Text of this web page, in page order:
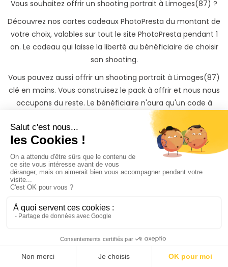
Vous souhaitez offrir un shooting portrait à Limoges(87) ?
Découvrez nos cartes cadeaux PhotoPresta du montant de
votre choix, valables sur tout le site PhotoPresta pendant 1
an. Le cadeau qui laisse la liberté au bénéficiaire de choisir
son shooting.
Vous pouvez aussi offrir un shooting portrait à Limoges(87)
clé en mains. Vous construisez le pack à offrir et nous nous
occupons du reste. Le bénéficiaire n'aura qu'un code à
rentrer pour activer son cadeau.
Vous êtes une entreprise et vous souhaitez offrir un
shooting portrait à Limoges(87) ? Offrez avec PhotoPresta
des souvenirs à vos clients, collaborateurs, fournisseurs
Vous êtes plusieurs à vouloir offrir un shooting photo ou
une carte cadeau à l’un de vos proches ? Nous mettons à
votre disposition la cagnotte PhotoPresta, un moyen
simple et sécurisé de collecter l’argent des différentes